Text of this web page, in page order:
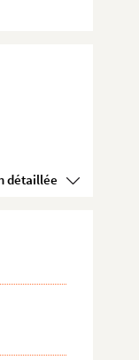
Voir la présentation détaillée